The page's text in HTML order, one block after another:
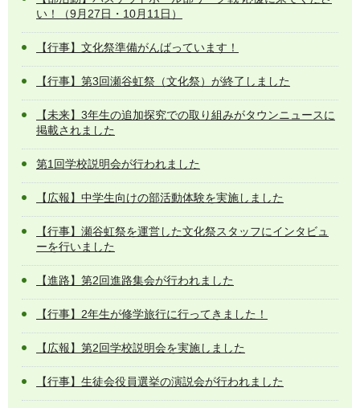
い！（9月27日・10月11日）
【行事】文化祭準備がんばっています！
【行事】第3回瀬谷虹祭（文化祭）が終了しました
【未来】3年生の追加探究での取り組みがタウンニュースに
掲載されました
第1回学校説明会が行われました
【広報】中学生向けの部活動体験を実施しました
【行事】瀬谷虹祭を運営した文化祭スタッフにインタビュ
ーを行いました
【進路】第2回進路集会が行われました
【行事】2年生が修学旅行に行ってきました！
【広報】第2回学校説明会を実施しました
【行事】生徒会役員選挙の演説会が行われました